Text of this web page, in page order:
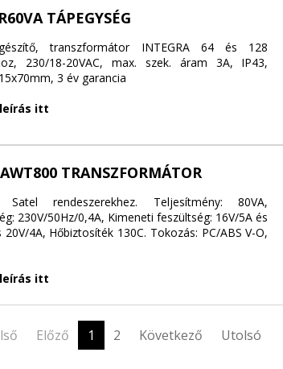
TÁPEGYSÉG
transzformátor INTEGRA 64 és 128
230/18-20VAC, max. szek. áram 3A, IP43,
3 év garancia
itt
TRANSZFORMÁTOR
Satel rendeszerekhez. Teljesítmény: 80VA,
230V/50Hz/0,4A, Kimeneti feszültség: 16V/5A és
20V/4A, Hőbiztosíték 130C. Tokozás: PC/ABS V-O,
itt
Előző 1 2 Következő Utolsó